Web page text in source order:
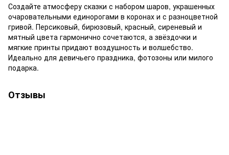
Создайте атмосферу сказки с набором шаров, украшенных
очаровательными единорогами в коронах и с разноцветной
гривой. Персиковый, бирюзовый, красный, сиреневый и
мятный цвета гармонично сочетаются, а звёздочки и
мягкие принты придают воздушность и волшебство.
Идеально для девичьего праздника, фотозоны или милого
подарка.
Отзывы